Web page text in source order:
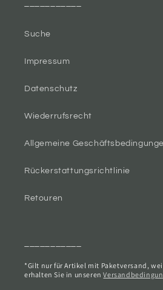
Suche
Impressum
Datenschutz
Wiederrufsrecht
Allgemeine
Rückerstattungsrichtlinie
Retouren
*Gilt nur für Artikel mit Paketversand,
erhalten Sie in unseren